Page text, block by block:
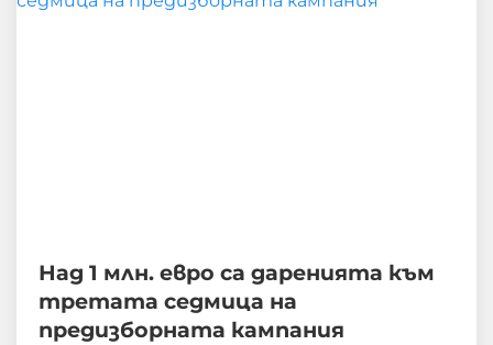
Над 1 млн. eвро са даренията към
третата седмица на
предизборната кампания